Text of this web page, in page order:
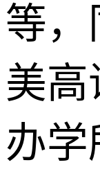
等，
美高
办学